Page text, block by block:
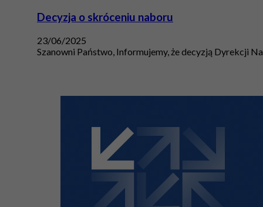
Decyzja o skróceniu naboru
23/06/2025
Szanowni Państwo, Informujemy, że decyzją Dyrekcji